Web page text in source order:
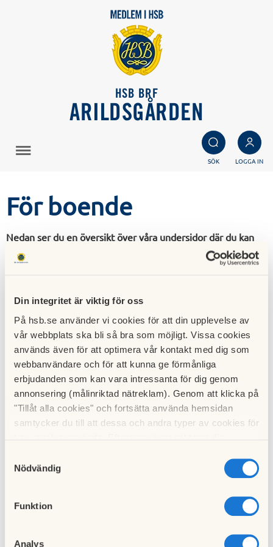
Din integritet är viktig för oss
På hsb.se använder vi cookies för att din upplevelse av
vår webbplats ska bli så bra som möjligt. Vissa cookies
används även för att optimera vår kontakt med dig som
webbanvändare och för att kunna ge förmånliga
erbjudanden som kan vara intressanta för dig genom
annonsering (målinriktad nätreklam). Genom att klicka på
"Tillåt alla cookies" och fortsätta använda hemsidan
samtycker du till att dessa och andra typer av cookies för
cookies och välja att endast tillåta ett urval.
Nödvändig
Funktion
Analys
HSB BRF
ARILDSGÅRDEN
SÖK LOGGA IN
För boende
Nedan ser du en översikt över våra undersidor där du kan
läsa mer om allt från gemensamma utrymmen till
Boende A-Ö
Praktisk information som rör vardagen i föreningen.
Läs mer om Boende A-Ö
Renovera/bygga om
Läs mer om renovering
Gemensamma utrymmen